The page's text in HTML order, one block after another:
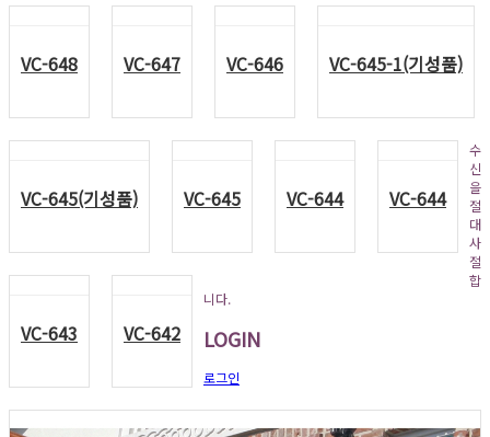
VC-648 VC-647 VC-646 VC-645-1(기성품)
VC-645(기성품) VC-645 VC-644 VC-644
VC-643 VC-642
수
신
을
절
대
사
절
합
니다.
LOGIN
로그인